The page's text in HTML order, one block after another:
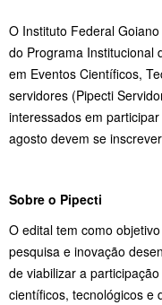
O Instituto Federal
do Programa Institucional
em Eventos Científicos,
servidores (Pipecti
interessados em
agosto devem se
Sobre o Pipecti
O edital tem como
pesquisa e inovação
de viabilizar a
científicos, tecnológicos e